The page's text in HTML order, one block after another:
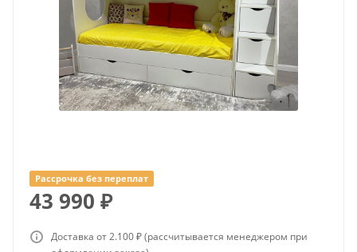
Рассрочка без переплат
43 990 ₽
Доставка от 2.100 ₽ (рассчитывается менеджером при